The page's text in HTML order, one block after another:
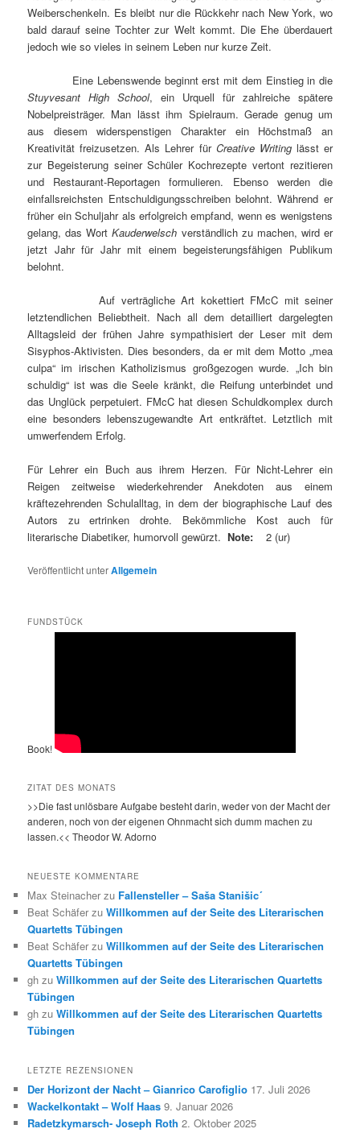
Weiberschenkeln. Es bleibt nur die Rückkehr nach New York, wo
bald darauf seine Tochter zur Welt kommt. Die Ehe überdauert
jedoch wie so vieles in seinem Leben nur kurze Zeit.
Eine Lebenswende beginnt erst mit dem Einstieg in die
Stuyvesant High School, ein Urquell für zahlreiche spätere
Nobelpreisträger. Man lässt ihm Spielraum. Gerade genug um
aus diesem widerspenstigen Charakter ein Höchstmaß an
Kreativität freizusetzen. Als Lehrer für Creative Writinglässt er
zur Begeisterung seiner Schüler Kochrezepte vertont rezitieren
und Restaurant-Reportagen formulieren. Ebenso werden die
einfallsreichsten Entschuldigungsschreiben belohnt. Während er
früher ein Schuljahr als erfolgreich empfand, wenn es wenigstens
gelang, das WortKauderwelsch verständlich zu machen, wird er
jetzt Jahr für Jahr mit einem begeisterungsfähigen Publikum
belohnt.
Auf verträgliche Art kokettiert FMcC mit seiner
letztendlichen Beliebtheit. Nach all dem detailliert dargelegten
Alltagsleid der frühen Jahre sympathisiert der Leser mit dem
Sisyphos-Aktivisten. Dies besonders, da er mit dem Motto „mea
culpa“ im irischen Katholizismus großgezogen wurde. „Ich bin
schuldig“ ist was die Seele kränkt, die Reifung unterbindet und
das Unglück perpetuiert. FMcC hat diesen Schuldkomplex durch
eine besonders lebenszugewandte Art entkräftet. Letztlich mit
umwerfendem Erfolg.
Für Lehrer ein Buch aus ihrem Herzen. Für Nicht-Lehrer ein
Reigen zeitweise wiederkehrender Anekdoten aus einem
kräftezehrenden Schulalltag, in dem der biographische Lauf des
Autors zu ertrinken drohte. Bekömmliche Kost auch für
literarische Diabetiker, humorvoll gewürzt.Note: 2 (ur)
Veröffentlicht unterAllgemein
FUNDSTÜCK
Book!
ZITAT DES MONATS
>>Die fast unlösbare Aufgabe besteht darin, weder von der Macht der
anderen, noch von der eigenen Ohnmacht sich dumm machen zu
lassen.<< Theodor W. Adorno
NEUESTE KOMMENTARE
Max Steinacher zu Fallensteller – Saša Stanišic´
Beat Schäfer zuWillkommen auf der Seite des Literarischen
Quartetts Tübingen
Beat Schäfer zuWillkommen auf der Seite des Literarischen
Quartetts Tübingen
gh zuWillkommen auf der Seite des Literarischen Quartetts
Tübingen
gh zuWillkommen auf der Seite des Literarischen Quartetts
Tübingen
LETZTE REZENSIONEN
Der Horizont der Nacht – Gianrico Carofiglio 17. Juli 2026
Wackelkontakt – Wolf Haas 9. Januar 2026
Radetzkymarsch- Joseph Roth 2. Oktober 2025